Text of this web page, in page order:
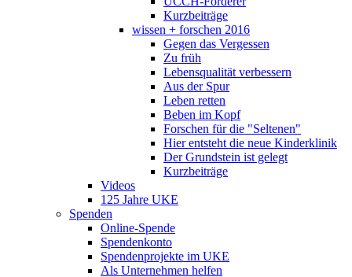
Kurzbeiträge
wissen + forschen 2016
Gegen das Vergessen
Zu früh
Lebensqualität verbessern
Aus der Spur
Leben retten
Beben im Kopf
Forschen für die "Seltenen"
Hier entsteht die neue Kinderklinik
Der Grundstein ist gelegt
Kurzbeiträge
Videos
125 Jahre UKE
Spenden
Online-Spende
Spendenkonto
Spendenprojekte im UKE
Als Unternehmen helfen